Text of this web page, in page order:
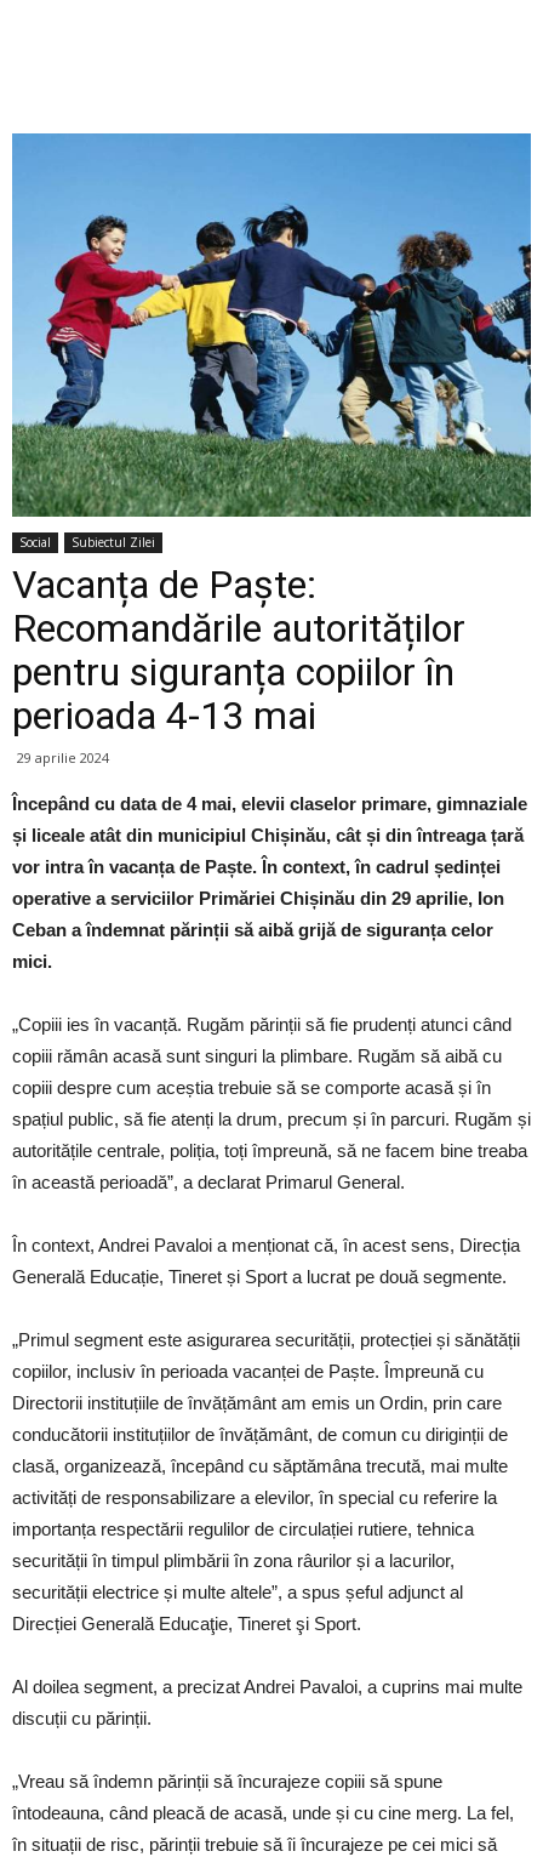
Social Subiectul Zilei
Vacanța de Paște:
Recomandările autorităților
pentru siguranța copiilor în
perioada 4-13 mai
29 aprilie 2024
Începând cu data de 4 mai, elevii claselor primare, gimnaziale
și liceale atât din municipiul Chișinău, cât și din întreaga țară
vor intra în vacanța de Paște. În context, în cadrul ședinței
operative a serviciilor Primăriei Chișinău din 29 aprilie, Ion
Ceban a îndemnat părinții să aibă grijă de siguranța celor
mici.
„Copiii ies în vacanță. Rugăm părinții să fie prudenți atunci când
copiii rămân acasă sunt singuri la plimbare. Rugăm să aibă cu
copiii despre cum aceștia trebuie să se comporte acasă și în
spațiul public, să fie atenți la drum, precum și în parcuri. Rugăm și
autoritățile centrale, poliția, toți împreună, să ne facem bine treaba
în această perioadă”, a declarat Primarul General.
În context, Andrei Pavaloi a menționat că, în acest sens, Direcția
Generală Educație, Tineret și Sport a lucrat pe două segmente.
„Primul segment este asigurarea securității, protecției și sănătății
copiilor, inclusiv în perioada vacanței de Paște. Împreună cu
Directorii instituțiile de învățământ am emis un Ordin, prin care
conducătorii instituțiilor de învățământ, de comun cu diriginții de
clasă, organizează, începând cu săptămâna trecută, mai multe
activități de responsabilizare a elevilor, în special cu referire la
importanța respectării regulilor de circulației rutiere, tehnica
securității în timpul plimbării în zona râurilor și a lacurilor,
securității electrice și multe altele”, a spus șeful adjunct al
Direcției Generală Educaţie, Tineret şi Sport.
Al doilea segment, a precizat Andrei Pavaloi, a cuprins mai multe
discuții cu părinții.
„Vreau să îndemn părinții să încurajeze copiii să spune
întodeauna, când pleacă de acasă, unde și cu cine merg. La fel,
în situații de risc, părinții trebuie să îi încurajeze pe cei mici să